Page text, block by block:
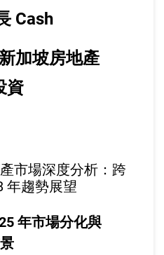
Cash
加坡房地產
資
市場深度分析：跨
年趨勢展望
年市場分化與